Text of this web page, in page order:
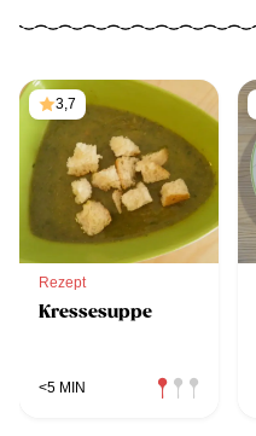
3,7
Rezept
Kressesuppe
<5 MIN